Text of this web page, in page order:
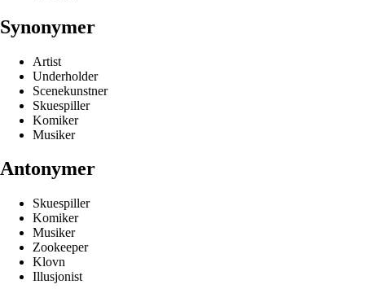
Synonymer
Artist
Underholder
Scenekunstner
Skuespiller
Komiker
Musiker
Antonymer
Skuespiller
Komiker
Musiker
Zookeeper
Klovn
Illusjonist